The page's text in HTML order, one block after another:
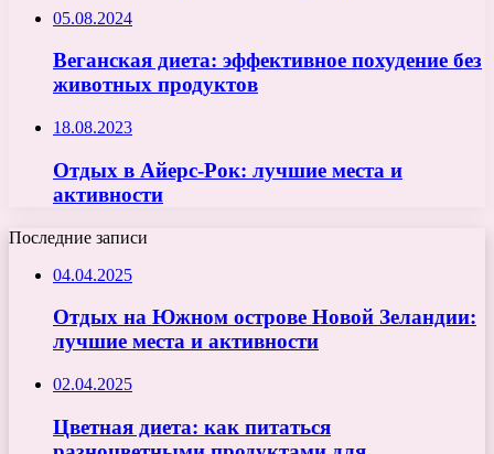
05.08.2024
Веганская диета: эффективное похудение без
животных продуктов
18.08.2023
Отдых в Айерс-Рок: лучшие места и
активности
Последние записи
04.04.2025
Отдых на Южном острове Новой Зеландии:
лучшие места и активности
02.04.2025
Цветная диета: как питаться